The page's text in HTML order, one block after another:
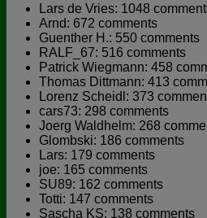
Lars de Vries: 1048
Arnd: 672 comments
Guenther H.: 550 comments
RALF_67: 516 comments
Patrick Wiegmann: 458
Thomas Dittmann: 413
Lorenz Scheidl: 373
cars73: 298 comments
Joerg Waldhelm: 268
Glombski: 186 comments
Lars: 179 comments
joe: 165 comments
SU89: 162 comments
Totti: 147 comments
Sascha KS: 138 comments